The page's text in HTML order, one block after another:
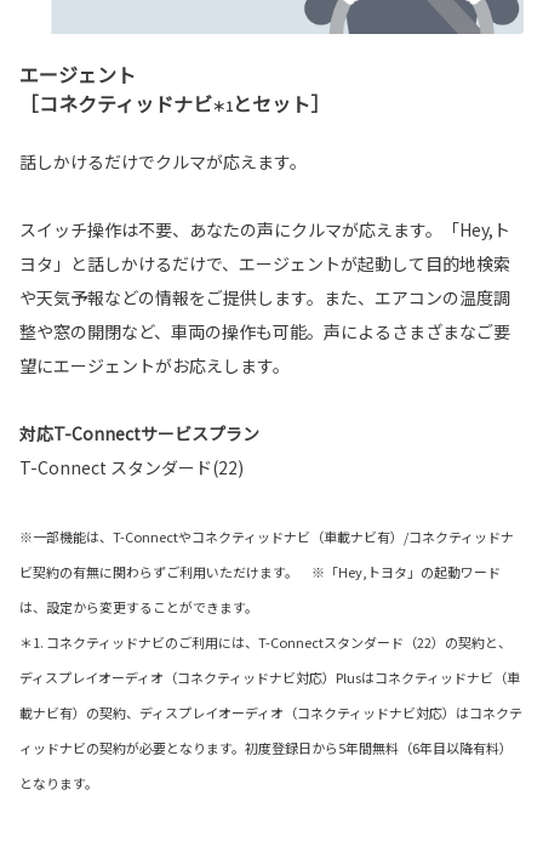
エージェント
［コネクティッドナビ＊1とセット］
話しかけるだけでクルマが応えます。
スイッチ操作は不要、あなたの声にクルマが応えます。「Hey,ト
ヨタ」と話しかけるだけで、エージェントが起動して目的地検索
や天気予報などの情報をご提供します。また、エアコンの温度調
整や窓の開閉など、車両の操作も可能。声によるさまざまなご要
望にエージェントがお応えします。
対応T-Connectサービスプラン
T-Connect スタンダード(22)
※一部機能は、T-Connectやコネクティッドナビ（車載ナビ有）/コネクティッドナ
ビ契約の有無に関わらずご利用いただけます。 ※「Hey,トヨタ」の起動ワード
は、設定から変更することができます。
＊1. コネクティッドナビのご利用には、T-Connectスタンダード（22）の契約と、
ディスプレイオーディオ（コネクティッドナビ対応）Plusはコネクティッドナビ（車
載ナビ有）の契約、ディスプレイオーディオ（コネクティッドナビ対応）はコネクテ
ィッドナビの契約が必要となります。初度登録日から5年間無料（6年目以降有料）
となります。